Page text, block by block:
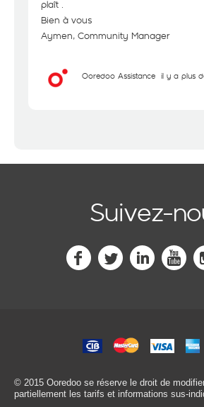
plaît .
Bien à vous
Aymen, Community Manager
Ooredoo Assistance il y a plus
Suivez-
© 2015 Ooredoo se réserve le droit de
partiellement les tarifs et informations sus-